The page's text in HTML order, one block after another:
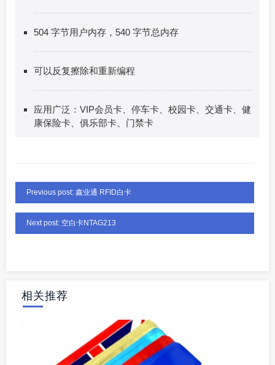
504 字节用户内存，540 字节总内存
可以反复擦除和重新编程
应用广泛：VIP会员卡、停车卡、校园卡、交通卡、健
康保险卡、俱乐部卡、门禁卡
Previous post: 鑫业通 RFID白卡
Next post: 空白卡NTAG213
相关推荐